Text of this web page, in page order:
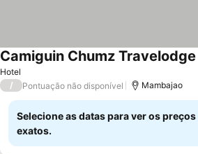
Hotel
Camiguin Chumz Travelodge
/ Pontuação não disponível Mambajao
Selecione as datas para ver os preços
exatos.